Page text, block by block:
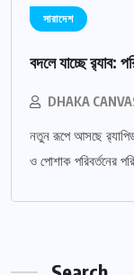
সারাদেশ
বদলে যাচ্ছে র‌্যাব:
DHAKA
নতুন রূপে আসছে
ও পোশাক পরিবর্তনের